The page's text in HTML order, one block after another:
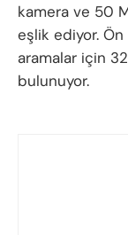
kamera ve 50
eşlik ediyor.
aramalar için
bulunuyor.